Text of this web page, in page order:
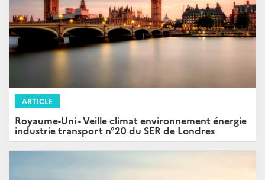
ARTICLE
Royaume-Uni - Veille climat environnement énergie
industrie transport n°20 du SER de Londres